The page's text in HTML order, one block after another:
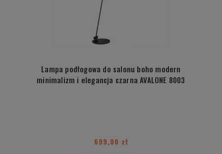
Lampa podłogowa do salonu boho modern
minimalizm i elegancja czarna AVALONE 8003
699,00 zł